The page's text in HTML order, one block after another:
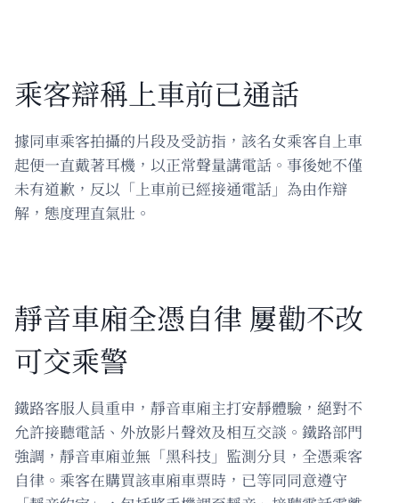
乘客辯稱上車前已通話
據同車乘客拍攝的片段及受訪指，該名女乘客自上車
起便一直戴著耳機，以正常聲量講電話。事後她不僅
未有道歉，反以「上車前已經接通電話」為由作辯
解，態度理直氣壯。
靜音車廂全憑自律 屢勸不改
可交乘警
鐵路客服人員重申，靜音車廂主打安靜體驗，絕對不
允許接聽電話、外放影片聲效及相互交談。鐵路部門
強調，靜音車廂並無「黑科技」監測分貝，全憑乘客
自律。乘客在購買該車廂車票時，已等同同意遵守